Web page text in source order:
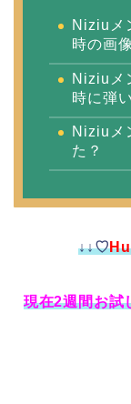
Niziuメ
時の画像
Niziuメ
時に弾
Niziuメ
た？
↓↓♡
現在2週間お試